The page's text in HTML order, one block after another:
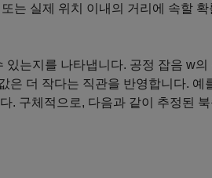
또는 실제 위치 이내의 거리에 속할
는지를 나타냅니다. 공정 잡음 w의
은 더 작다는 직관을 반영합니다. 예
. 구체적으로, 다음과 같이 추정된